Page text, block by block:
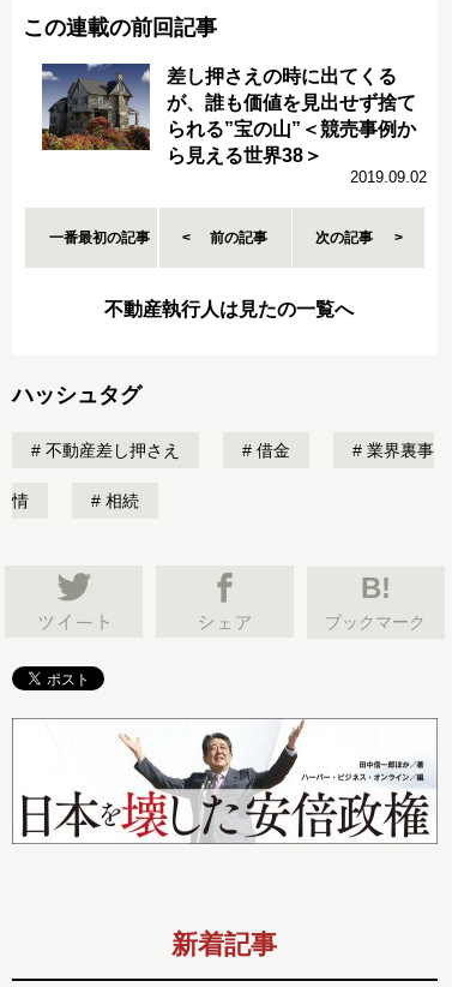
この連載の前回記事
差し押さえの時に出てくる
が、誰も価値を見出せず捨て
られる”宝の山”＜競売事例か
ら見える世界38＞
2019.09.02
一番最初の記事 前の記事 次の記事
不動産執行人は見たの一覧へ
ハッシュタグ
不動産差し押さえ 借金 業界裏事
情 相続
B!
ブックマーク
新着記事